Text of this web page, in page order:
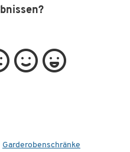
Garderobenschränke